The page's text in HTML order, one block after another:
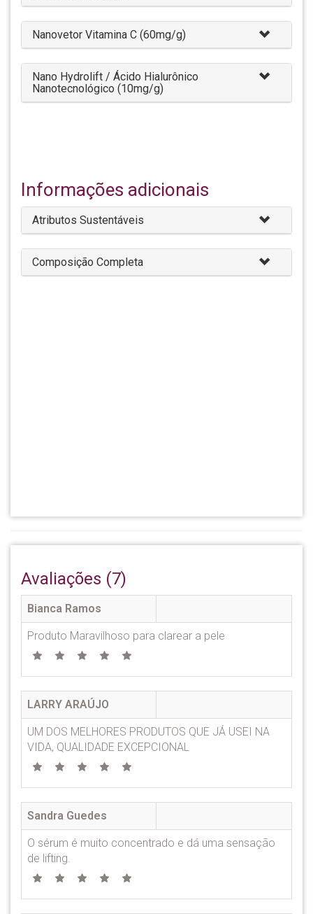
Nanovetor Vitamina C (60mg/g)
Nano Hydrolift / Ácido Hialurônico
Nanotecnológico (10mg/g)
Informações adicionais
Atributos Sustentáveis
Composição Completa
Avaliações (7)
Bianca Ramos
Produto Maravilhoso para clarear a pele
LARRY ARAÚJO
UM DOS MELHORES PRODUTOS QUE JÁ USEI NA
VIDA, QUALIDADE EXCEPCIONAL
Sandra Guedes
O sérum é muito concentrado e dá uma sensação
de lifting.